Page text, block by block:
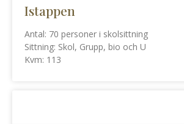
Istappen
Antal: 70 personer i skolsittning
Sittning: Skol, Grupp, bio och U
Kvm: 113